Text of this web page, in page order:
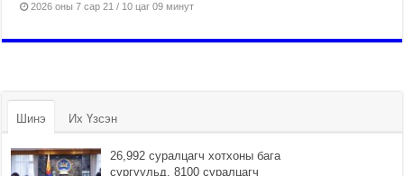
2026 оны 7 сар 21 / 10 цаг 09 минут
Шинэ Их Үзсэн
26,992 суралцагч хотхоны бага
сургуульд, 8100 суралцагч